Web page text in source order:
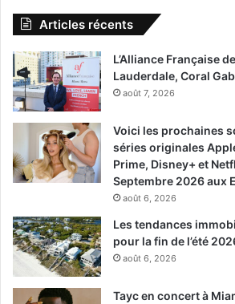
Articles récents
L’Alliance Française
Lauderdale, Coral
août 7, 2026
Voici les prochaines
séries originales
Prime, Disney+ et
Septembre 2026 aux
août 6, 2026
Les tendances
pour la fin de l’été
août 6, 2026
Tayc en concert à